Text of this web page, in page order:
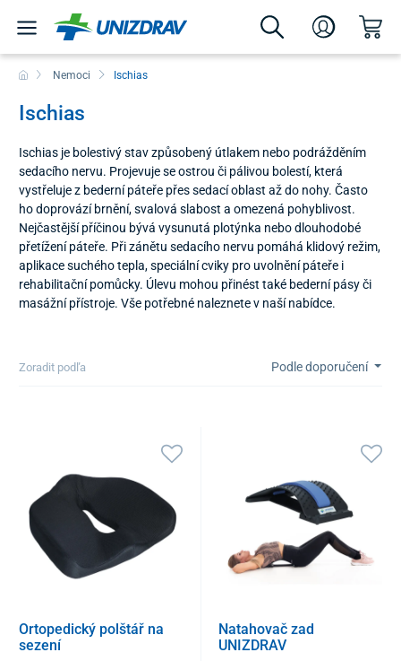
Nemoci Ischias
Ischias
Ischias je bolestivý stav způsobený útlakem nebo podrážděním
sedacího nervu. Projevuje se ostrou či pálivou bolestí, která
vystřeluje z bederní páteře přes sedací oblast až do nohy. Často
ho doprovází brnění, svalová slabost a omezená pohyblivost.
Nejčastější příčinou bývá vysunutá plotýnka nebo dlouhodobé
přetížení páteře. Při zánětu sedacího nervu pomáhá klidový režim,
aplikace suchého tepla, speciální cviky pro uvolnění páteře i
rehabilitační pomůcky. Úlevu mohou přinést také bederní pásy či
masážní přístroje. Vše potřebné naleznete v naší nabídce.
Zoradit podľa Podle doporučení
Ortopedický polštář na
sezení
Natahovač zad
UNIZDRAV